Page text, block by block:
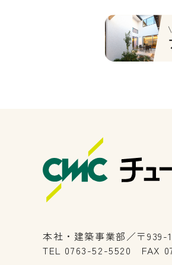
本社・建築事業部／〒
TEL 0763-52-5520 FAX